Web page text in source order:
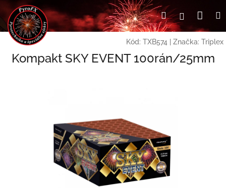
obsah
Hľadať
Kód: TXB574 Značka: Triplex
Kompakt SKY EVENT 100rán/25mm